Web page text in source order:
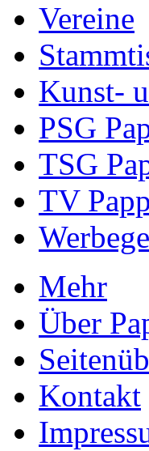
Vereine
Kunst-
PSG
TSG
TV
Mehr
Über
Kontakt